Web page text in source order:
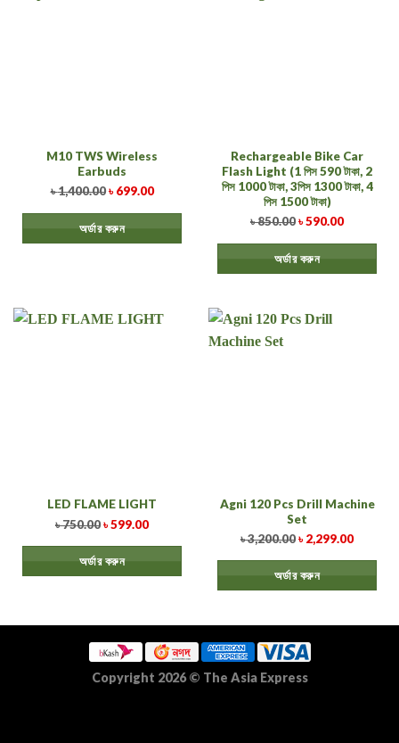
M10 TWS Wireless
Earbuds
৳1,400.00 ৳699.00
অর্ডার করুন
Rechargeable Bike Car
Flash Light (1 পিস 590 টাকা, 2
পিস 1000 টাকা, 3পিস 1300 টাকা, 4
পিস 1500 টাকা)
৳850.00৳590.00
অর্ডার করুন
LED FLAME LIGHT
৳750.00৳599.00
অর্ডার করুন
Agni 120 Pcs Drill Machine
Set
৳3,200.00৳2,299.00
অর্ডার করুন
Copyright 2026© The Asia Express